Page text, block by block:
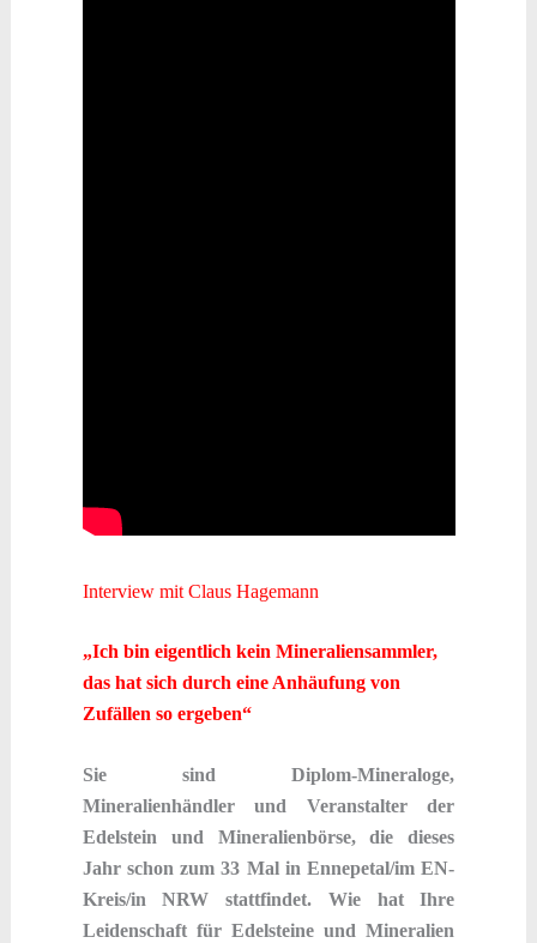
Interview mit Claus Hagemann
„Ich bin eigentlich kein Mineraliensammler,
das hat sich durch eine Anhäufung von
Zufällen so ergeben“
Sie sind Diplom-Mineraloge,
Mineralienhändler und Veranstalter der
Edelstein und Mineralienbörse, die dieses
Jahr schon zum 33 Mal in Ennepetal/im EN-
Kreis/in NRW stattfindet. Wie hat Ihre
Leidenschaft für Edelsteine und Mineralien